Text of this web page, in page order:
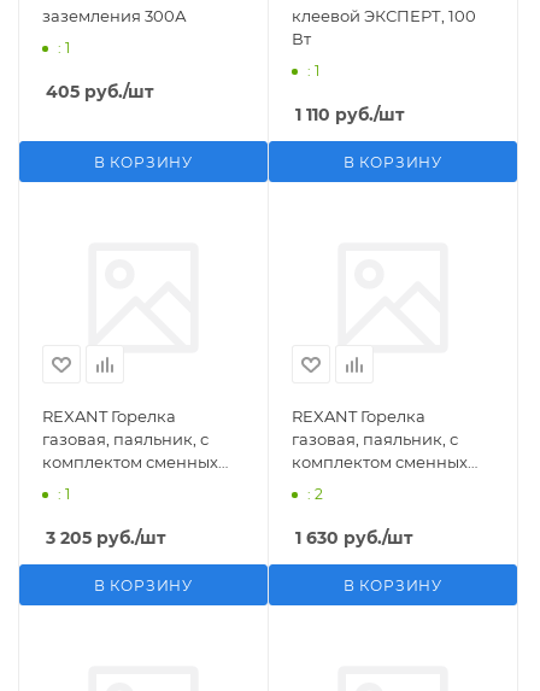
заземления 300А
: 1
405 руб./шт
В КОРЗИНУ
клеевой ЭКСПЕРТ, 100
Вт
: 1
1 110 руб./шт
В КОРЗИНУ
REXANT Горелка
газовая, паяльник, с
комплектом сменных
насадок, 11 предметов
: 1
3 205 руб./шт
В КОРЗИНУ
REXANT Горелка
газовая, паяльник, с
комплектом сменных
насадок, 3 предмета
: 2
1 630 руб./шт
В КОРЗИНУ